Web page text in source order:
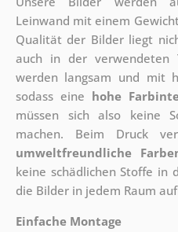
Leinwand mit einem
Qualität der Bilder liegt
auch in der verwendeten
werden langsam und mit
sodass eine hohe
müssen sich also keine
machen. Beim Druck
umweltfreundliche
keine schädlichen Stoffe in
die Bilder in jedem Raum
Einfache Montage